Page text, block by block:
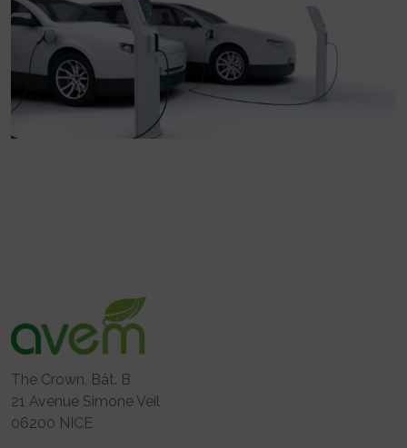
The Crown, Bât. B
21 Avenue Simone Veil
06200 NICE